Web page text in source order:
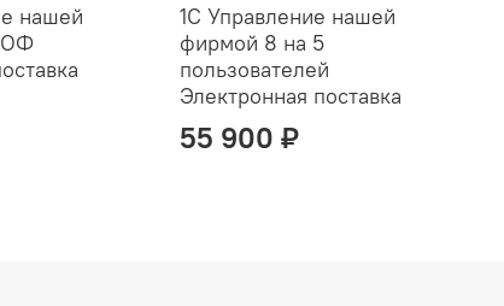
нашей
1С Управление нашей
фирмой 8 на 5
пользователей
Электронная поставка
55 900 ₽